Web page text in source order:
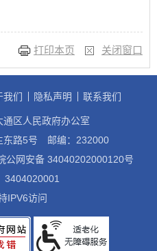
打印本页 关闭窗口
我们 隐私声明 联系我们
区人民政府办公室
东路5号
邮编：232000
公网安备 34040202000120号
3404020001
IPV6访问